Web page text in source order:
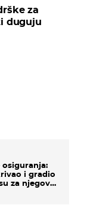
za
duguju
osiguranja:
i gradio
za njegovo